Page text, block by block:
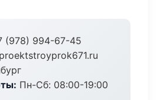
(978) 994-67-45
Пн-Сб: 08:00-19:00